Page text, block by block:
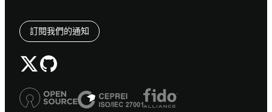
訂閱我們的通知